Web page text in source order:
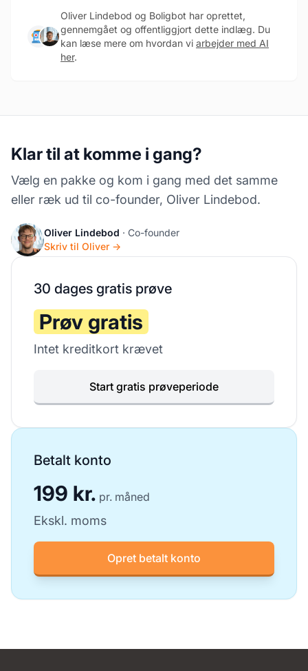
Oliver Lindebod og Boligbot har oprettet,
gennemgået og offentliggjort dette indlæg. Du
kan læse mere om hvordan vi arbejder med AI
her.
Klar til at komme i gang?
Vælg en pakke og kom i gang med det samme
eller ræk ud til co-founder, Oliver Lindebod.
Oliver Lindebod · Co-founder
Skriv til Oliver →
30 dages gratis prøve
Prøv gratis
Intet kreditkort krævet
Start gratis prøveperiode
Betalt konto
199 kr. pr. måned
Ekskl. moms
Opret betalt konto